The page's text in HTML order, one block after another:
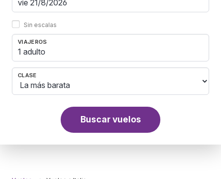
Sin escalas
VIAJEROS
1 adulto
CLASE
Buscar vuelos